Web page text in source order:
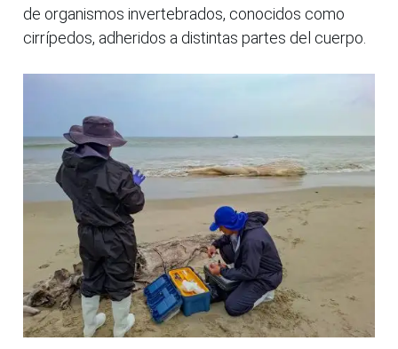
de organismos invertebrados, conocidos como
cirrípedos, adheridos a distintas partes del cuerpo.